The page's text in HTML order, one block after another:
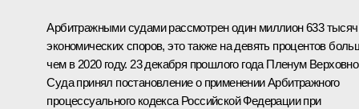
Арбитражными судами рассмотрен один миллион 633
экономических споров, это также на девять процентов
чем в 2020 году. 23 декабря прошлого года Пленум
Суда принял постановление о применении Арбитражного
процессуального кодекса Российской Федерации при